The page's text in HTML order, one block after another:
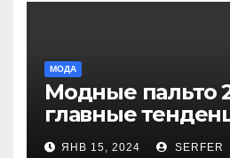
МОДА
Модные пальто
главные
новинок
ЯНВ 15, 2024 SERFER